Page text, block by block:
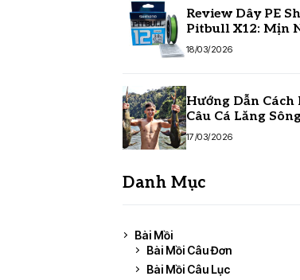
Review Dây PE
Pitbull X12: Mịn
18/03/2026
Hướng Dẫn Cách
Câu Cá Lăng
Hiệu Quả Nhất
17/03/2026
Danh Mục
Bài Mồi
Bài Mồi Câu Đơn
Bài Mồi Câu Lục